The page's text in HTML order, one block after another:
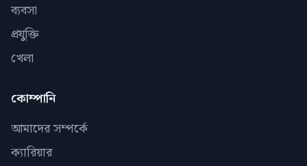
ব্যবসা
প্রযুক্তি
খেলা
কোম্পানি
আমাদের সম্পর্কে
ক্যারিয়ার